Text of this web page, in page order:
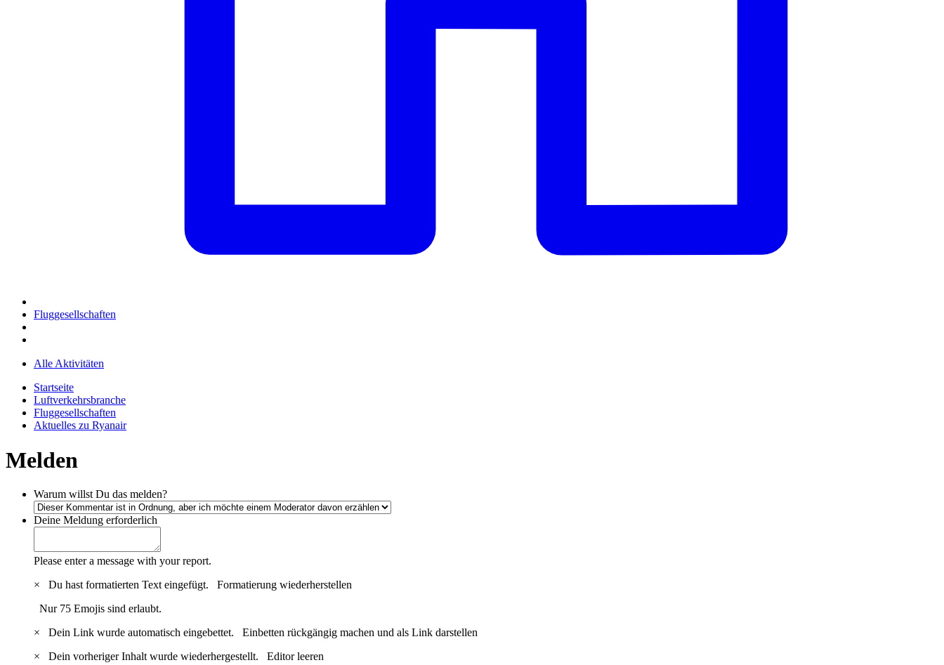
Fluggesellschaften
Alle Aktivitäten
Startseite
Luftverkehrsbranche
Fluggesellschaften
Aktuelles zu Ryanair
Melden
Warum willst Du das melden?
Deine Meldung erforderlich
Please enter a message with your report.
×
Du hast formatierten Text eingefügt. Formatierung wiederherstellen
Nur 75 Emojis sind erlaubt.
×
Dein Link wurde automatisch eingebettet. Einbetten rückgängig machen und als Link darstellen
×
Dein vorheriger Inhalt wurde wiederhergestellt. Editor leeren